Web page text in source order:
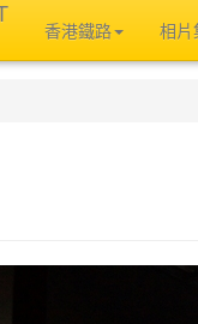
香港鐵路 相片